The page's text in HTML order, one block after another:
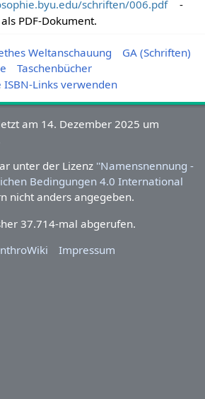
schriften/006.pdf
-
PDF-Dokument.
Weltanschauung
GA (Schriften)
Taschenbücher
Links verwenden
am 14. Dezember 2025 um
unter der Lizenz ''Namensnennung -
Bedingungen 4.0 International
nicht anders angegeben.
37.714-mal abgerufen.
Impressum